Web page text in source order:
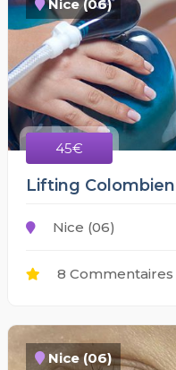
Nice (06)
45€
Lifting Colombien
Nice (06)
8
Nice (06)